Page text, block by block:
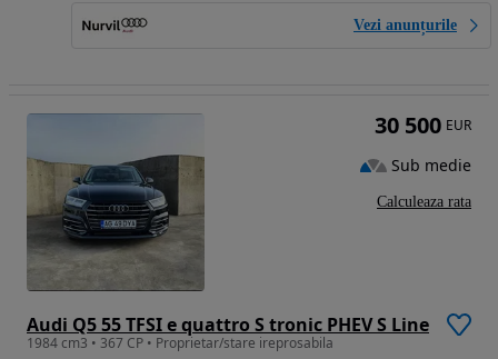
Vezi anunțurile
Audi Q5 55 TFSI e quattro S tronic PHEV S Line
1984 cm3 • 367 CP • Proprietar/stare ireprosabila
30 500 EUR
Sub medie
Calculeaza rata